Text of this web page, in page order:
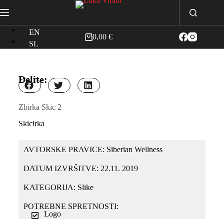
EN
SL
0,00 €
Delite:
Zbirka Skic 2
Skicirka
AVTORSKE PRAVICE: Siberian Wellness
DATUM IZVRŠITVE: 22.11. 2019
KATEGORIJA: Slike
POTREBNE SPRETNOSTI:
Logo